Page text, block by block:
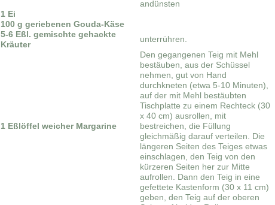
andünsten
1 Ei
100 g geriebenen Gouda-Käse
5-6 Eßl. gemischte gehackte
Kräuter
unterrühren.
Den gegangenen Teig mit Mehl
bestäuben, aus der Schüssel
nehmen, gut von Hand
durchkneten (etwa 5-10 Minuten),
auf der mit Mehl bestäubten
Tischplatte zu einem Rechteck (30
x 40 cm) ausrollen, mit
1 Eßlöffel weicher Margarine
bestreichen, die Füllung
gleichmäßig darauf verteilen. Die
längeren Seiten des Teiges etwas
einschlagen, den Teig von den
kürzeren Seiten her zur Mitte
aufrollen. Dann den Teig in eine
gefettete Kastenform (30 x 11 cm)
geben, den Teig auf der oberen